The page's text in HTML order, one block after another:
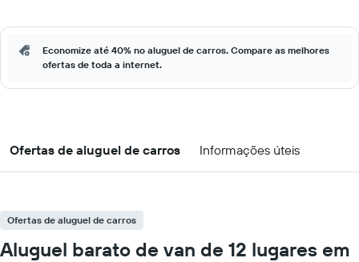
Economize até 40% no aluguel de carros. Compare as melhores
ofertas de toda a internet.
Ofertas de aluguel de carros Informações úteis
Ofertas de aluguel de carros
Aluguel barato de van de 12 lugares em